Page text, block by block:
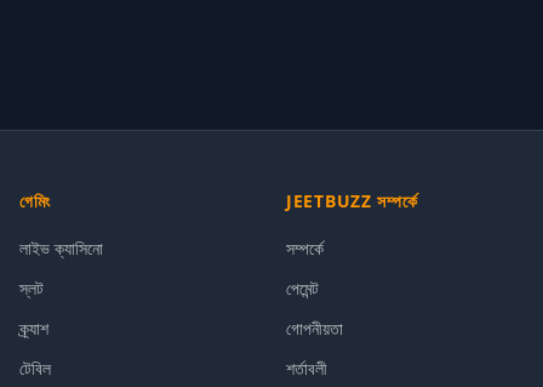
গেমিং
লাইভ ক্যাসিনো
স্লট
ক্র্যাশ
টেবিল
JEETBUZZ সম্পর্কে
সম্পর্কে
পেমেন্ট
গোপনীয়তা
শর্তাবলী